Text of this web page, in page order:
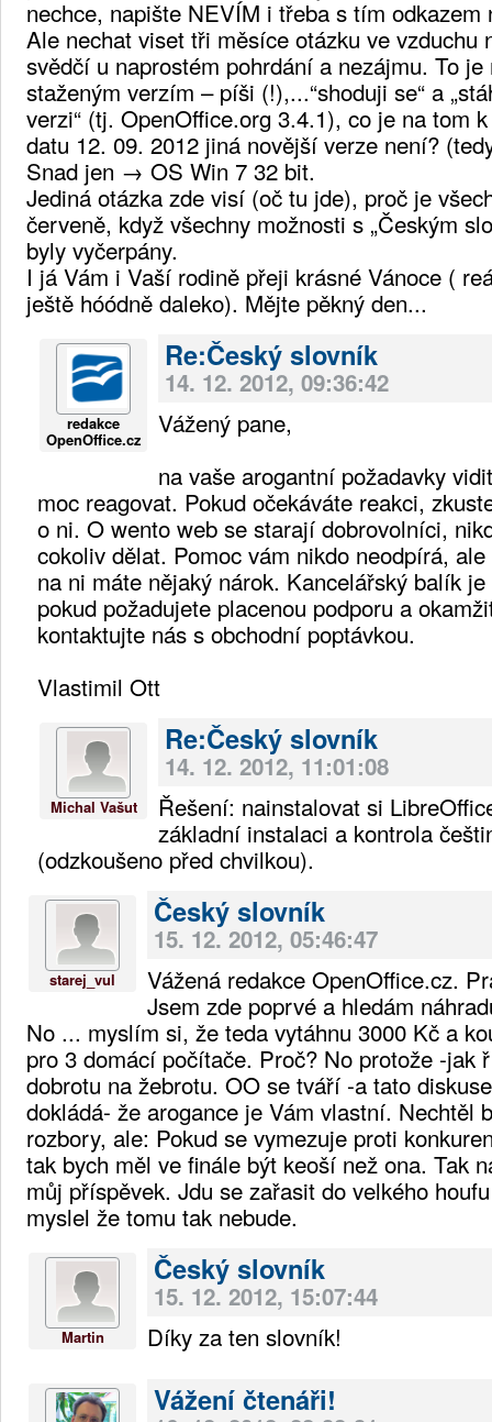
nechce, napište NEVÍM i třeba s tím odkazem
Ale nechat viset tři měsíce otázku ve vzduchu
svědčí u naprostém pohrdání a nezájmu. To
staženým verzím – píši (!),...“shoduji se“ a
verzi“ (tj. OpenOffice.org 3.4.1), co je na tom
datu 12. 09. 2012 jiná novější verze není?
Snad jen → OS Win 7 32 bit.
Jediná otázka zde visí (oč tu jde), proč je
červeně, když všechny možnosti s „Českým
byly vyčerpány.
I já Vám i Vaší rodině přeji krásné Vánoce (
ještě hóódně daleko). Mějte pěkný den...
redakce
OpenOffice.cz
Re:Český slovník
14. 12. 2012, 09:36:42
Vážený pane,
na vaše arogantní požadavky
moc reagovat. Pokud očekáváte reakci,
o ni. O wento web se starají dobrovolníci,
cokoliv dělat. Pomoc vám nikdo neodpírá,
na ni máte nějaký nárok. Kancelářský balík
pokud požadujete placenou podporu a
kontaktujte nás s obchodní poptávkou.
Vlastimil Ott
Michal Vašut
Re:Český slovník
14. 12. 2012, 11:01:08
Řešení: nainstalovat si
základní instalaci a kontrola
(odzkoušeno před chvilkou).
starej_vul
Český slovník
15. 12. 2012, 05:46:47
Vážená redakce OpenOffice.cz.
Jsem zde poprvé a hledám
No ... myslím si, že teda vytáhnu 3000 Kč a
pro 3 domácí počítače. Proč? No protože -jak
dobrotu na žebrotu. OO se tváří -a tato
dokládá- že arogance je Vám vlastní. Nechtěl
rozbory, ale: Pokud se vymezuje proti
tak bych měl ve finále být keoší než ona. Tak
můj příspěvek. Jdu se zařasit do velkého
myslel že tomu tak nebude.
Martin
Český slovník
15. 12. 2012, 15:07:44
Díky za ten slovník!
Vážení čtenáři!